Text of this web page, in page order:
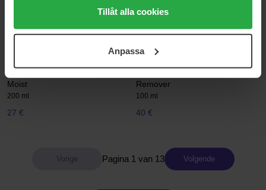
alla cookies, medan du under "Detaljer" kan anpassa
användningen av cookies. Du kan när som helst återkalla
samt vår Integritetspolicy.
Tillåt alla cookies
Anpassa
27 €
40 g
Moist
200 ml
27 €
Remover
100 ml
40 €
Pagina 1 van 13 Volgende